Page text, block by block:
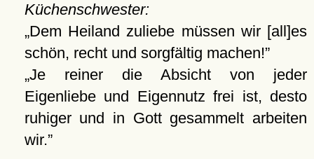
Küchenschwester:
Dem Heiland zuliebe müssen wir [all]es
schön, recht und sorgfältig machen!
Je reiner die Absicht von jeder
Eigenliebe und Eigennutz frei ist, desto
ruhiger und in Gott gesammelt arbeiten
wir.